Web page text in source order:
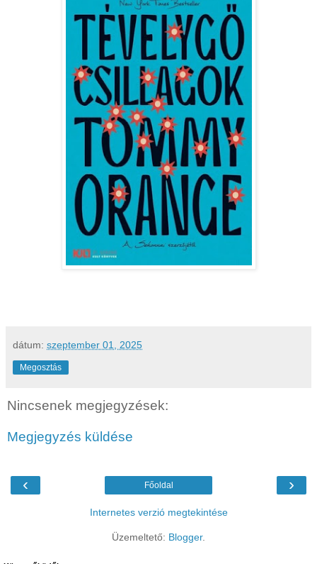
dátum: szeptember 01, 2025
Megosztás
Nincsenek megjegyzések:
Megjegyzés küldése
‹ ›
Főoldal
Internetes verzió megtekintése
Üzemeltető: Blogger.